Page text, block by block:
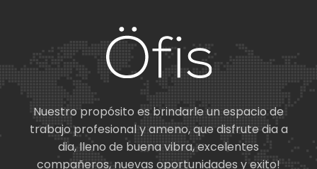
Nuestro propósito es brindarle un espacio de
trabajo profesional y ameno, que disfrute dia a
dia, lleno de buena vibra, excelentes
compañeros, nuevas oportunidades y exito!